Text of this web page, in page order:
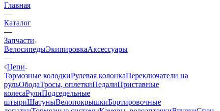
Главная
—
Каталог
—
Запчасти
ВелосипедыЭкипировкаАксессуары
—
Цепи
Тормозные колодкиРулевая колонкаПереключатели на
рульОбодаТросы, оплеткиПедалиПриставные
колесаРулиПодседельные
штыриШатуныВелопокрышкиБортировочные